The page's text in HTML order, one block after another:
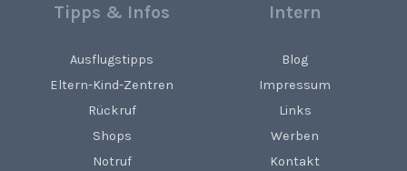
Tipps & Infos
Ausflugstipps
Eltern-Kind-Zentren
Rückruf
Shops
Notruf
Intern
Blog
Impressum
Links
Werben
Kontakt